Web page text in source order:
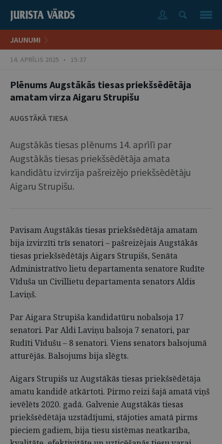
JAUNUMI
14. APRĪLIS 2025 • 15:37
Plēnums Augstākās tiesas priekšsēdētāja
amatam virza Aigaru Strupišu
AUGSTĀKĀ TIESA
Augstākās tiesas plēnums 14. aprīlī par
Augstākās tiesas priekšsēdētāja amata
kandidātu izvirzīja pašreizējo priekšsēdētāju
Aigaru Strupišu.
Pavisam Augstākās tiesas priekšsēdētāja amatam
bija izvirzīti trīs senatori – pašreizējais Augstākās
tiesas priekšsēdētājs Aigars Strupišs, Senāta
Administratīvo lietu departamenta senatore Rudīte
Vīduša un Civillietu departamenta senators Aldis
Laviņš.
Par Aigara Strupiša kandidatūru nobalsoja 17
senatori. Par Aldi Laviņu balsoja 7 senatori, par
Rudīti Vīdušu – 8 senatori. Viens senators balsojumā
atturējās. Balsojums bija slēgts.
Aigars Strupišs uz Augstākās tiesas priekšsēdētāja
amatu kandidē atkārtoti. Pirmo reizi šajā amatā viņš
ievēlēts 2020. gadā. Galvenie Augstākās tiesas
priekšsēdētāja uzstādījumi, stājoties amatā pirms
pieciem gadiem, bija tiesu sistēmas neatkarība,